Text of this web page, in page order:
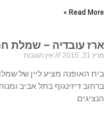
Read More »
ארז עובדיה – שמלת
מרץ 31, 2015 אין תגובות
בית האופנה מציע ליין של
ברחוב דיזינגוף בתל אביב
הנציגים